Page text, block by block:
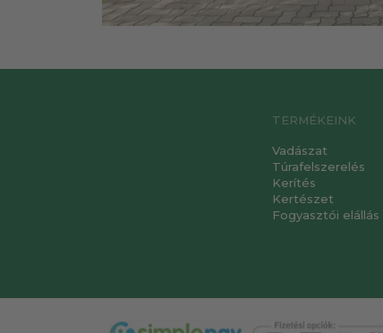
TERMÉKEINK
Vadászat
Túrafelszerelés
Kerítés
Kertészet
Fogyasztói elállás